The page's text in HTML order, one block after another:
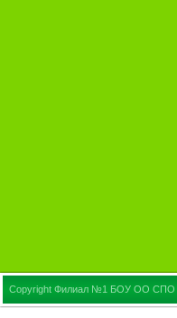
Copyright Филиал №1 БОУ ОО СПО